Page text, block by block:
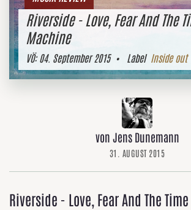
Riverside - Love, Fear And The
Machine
VÖ:04. September 2015• Label Inside out
von Jens Dunemann
31. AUGUST 2015
Riverside - Love, Fear And The